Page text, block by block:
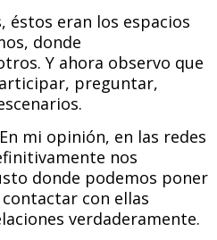
éstos eran los espacios
donde
Y ahora observo que
preguntar,
mi opinión, en las redes
nos
donde podemos poner
con ellas
verdaderamente.